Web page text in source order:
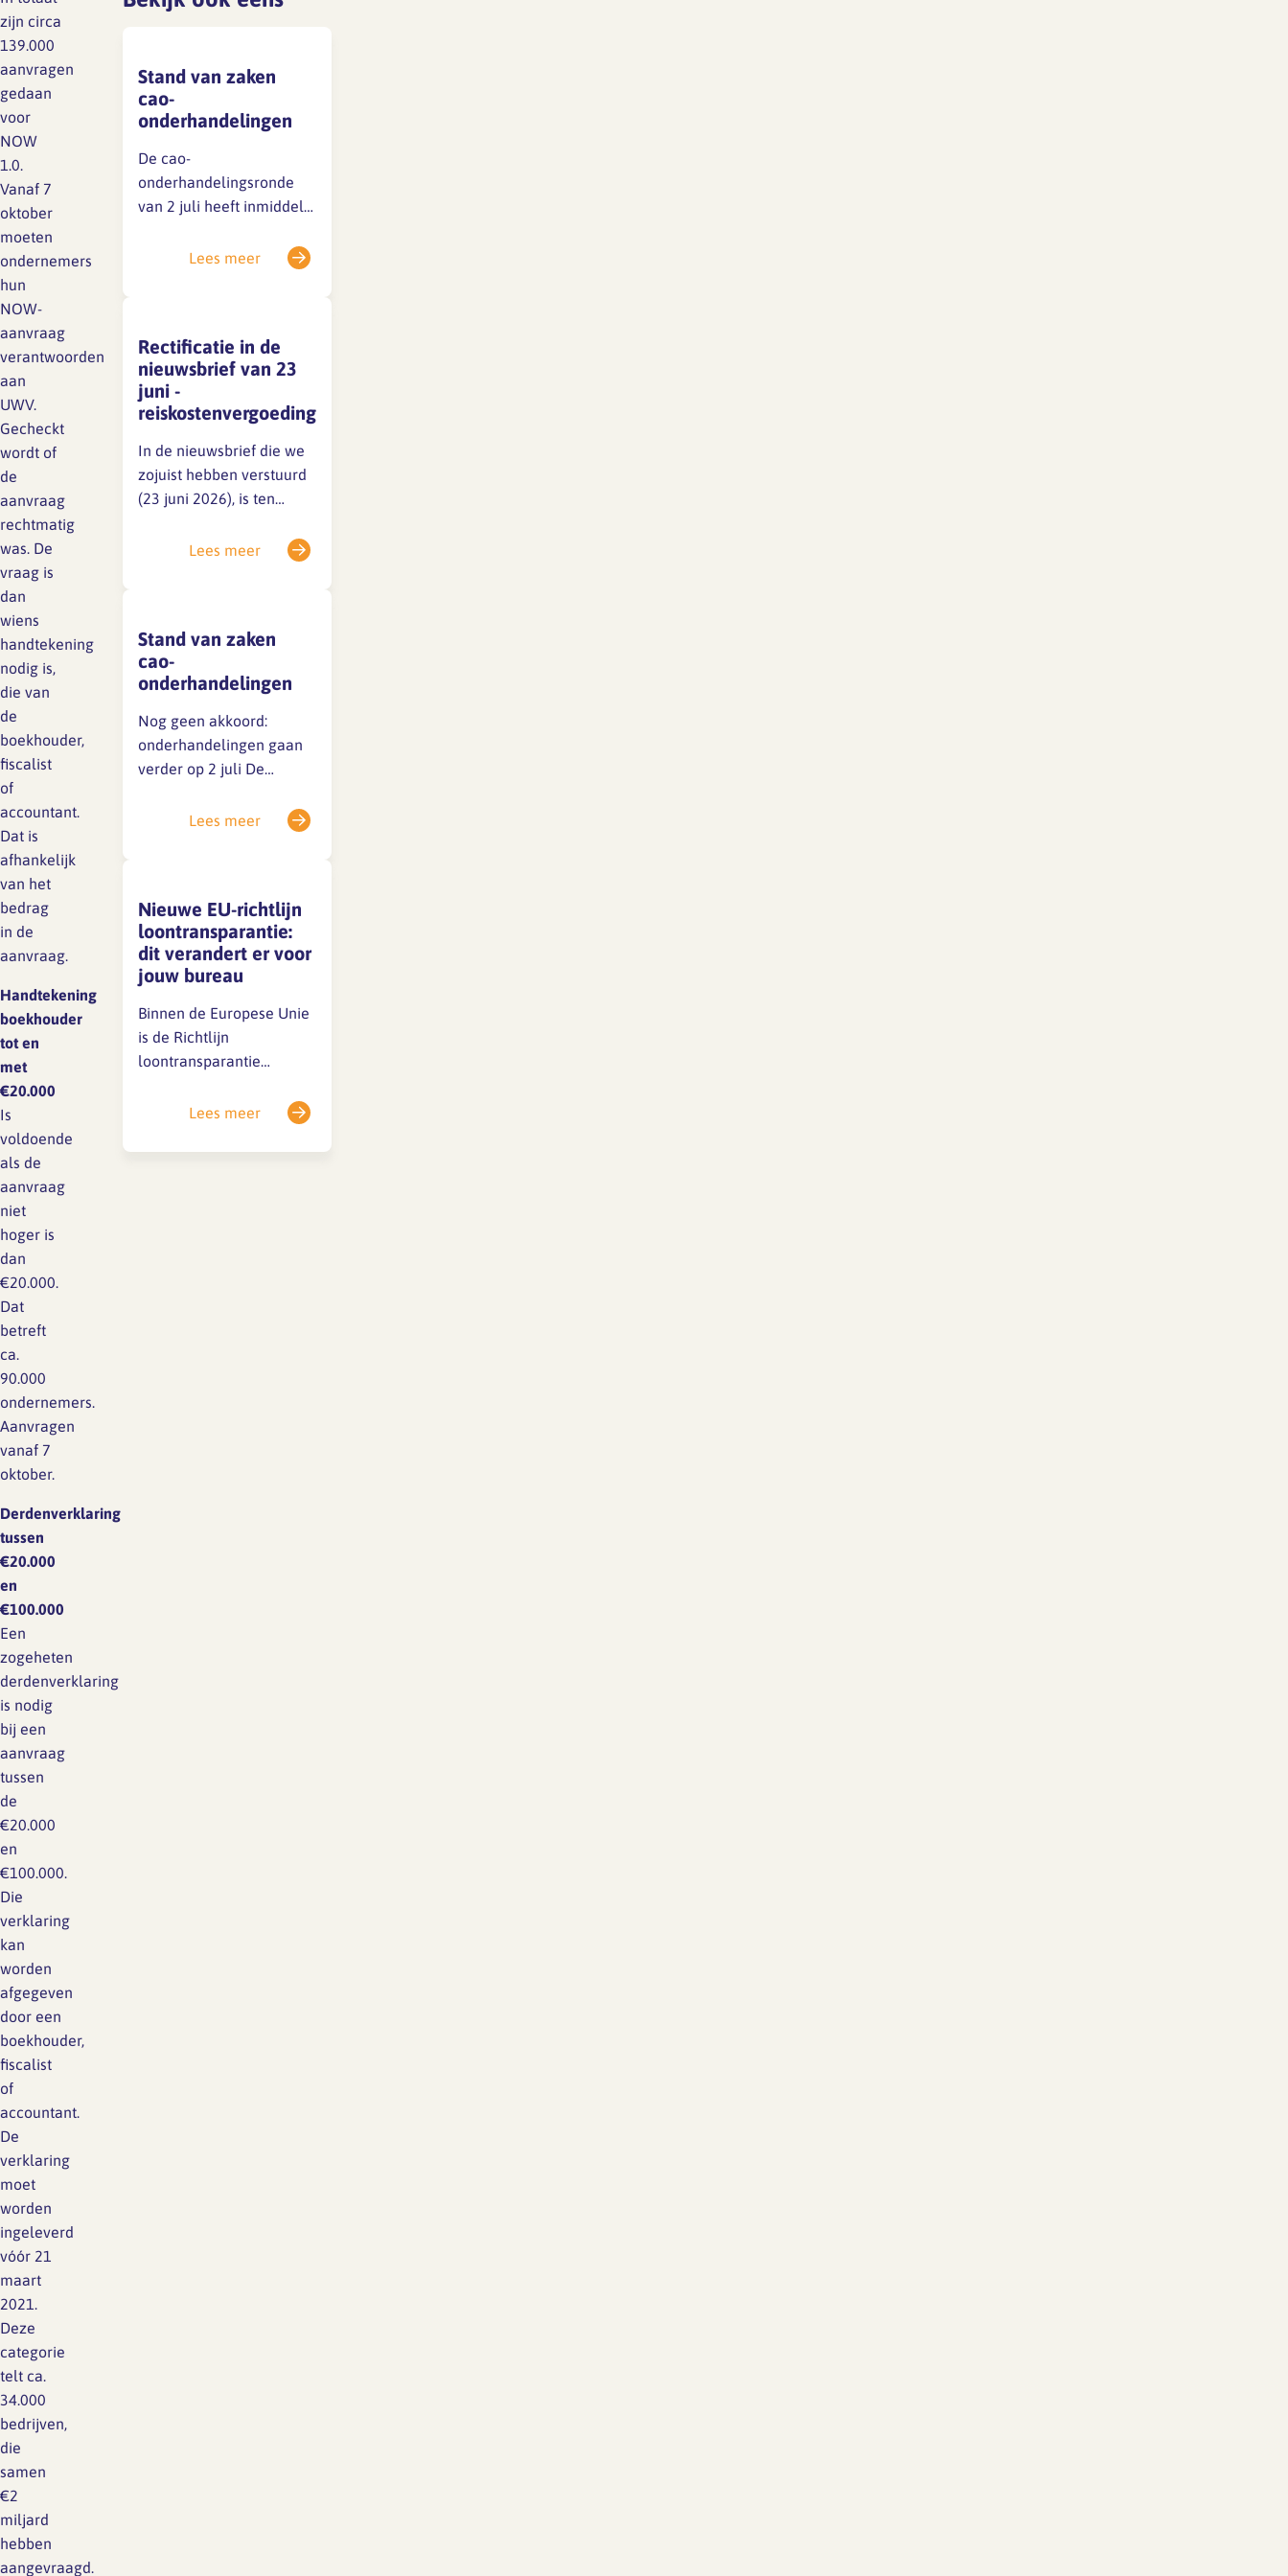
Lief en leed
Branche analyse en
onderzoek
Rapport Arbeidszaken 2025
Rapport Arbeidszaken 2024
Rapport Arbeidszaken 2023
Sectoranalyse
Jaarrapportage
Ontwerpsector 2025
SFA magazine The Human
Factor
Boekentips
Podcasttips
Gedragscode
Vertrouwenspersoon
Handreikingen
Kantooromgeving
Maatregelen
zijn circa
139.000
aanvragen
gedaan
voor
NOW
1.0.
Vanaf 7
oktober
moeten
ondernemers
hun
NOW-
aanvraag
verantwoorden
aan
UWV.
Gecheckt
wordt of
de
aanvraag
rechtmatig
was. De
vraag is
dan
wiens
handtekening
nodig is,
die van
de
boekhouder,
fiscalist
of
accountant.
Dat is
afhankelijk
van het
bedrag
in de
aanvraag.
Handtekening
boekhouder
tot en
met
€20.000
Is
voldoende
als de
aanvraag
niet
hoger is
dan
€20.000.
Dat
betreft
ca.
90.000
ondernemers.
Aanvragen
vanaf 7
oktober.
Derdenverklaring
tussen
€20.000
en
€100.000
Een
zogeheten
derdenverklaring
is nodig
bij een
aanvraag
tussen
de
€20.000
en
€100.000.
Die
verklaring
kan
worden
afgegeven
door een
boekhouder,
fiscalist
of
accountant.
De
verklaring
moet
worden
ingeleverd
vóór 21
maart
2021.
Deze
categorie
telt ca.
34.000
bedrijven,
die
samen
€2
miljard
hebben
aangevraagd.
Stand van zaken
cao-
onderhandelingen
De cao-
onderhandelingsronde
van 2 juli heeft inmiddels
sociale partners zijn nog
gang. Zodra er iets te
melden is, delen we dat
direct via een nieuwsitem
op onze website en op
LinkedIn.Houd deze
kanalen dus zeker in…
Lees meer
Rectificatie in de
nieuwsbrief van 23
juni -
reiskostenvergoeding
In de nieuwsbrief die we
zojuist hebben verstuurd
(23 juni 2026), is ten
opgenomen: Dit is onjuist,
grond van de huidige
cao.Excuus voor
eventuele verwarring.
Lees meer
Stand van zaken
cao-
onderhandelingen
Nog geen akkoord:
onderhandelingen gaan
verder op 2 juli De
2026. Achter de
geen akkoord bereikt.
Vanwege de
vertrouwelijkheid kunnen
we nu geen details delen,
maar we houden je op de
hoogte. 📌 Belangrijke…
Lees meer
Nieuwe EU-richtlijn
loontransparantie:
dit verandert er voor
jouw bureau
Binnen de Europese Unie
is de Richtlijn
loontransparantie
Het doel van deze
inzicht te geven in
Lees meer